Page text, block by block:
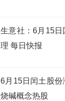
生意社：6月15
理 每日快报
6月15日闰土股份
烧碱概念热股